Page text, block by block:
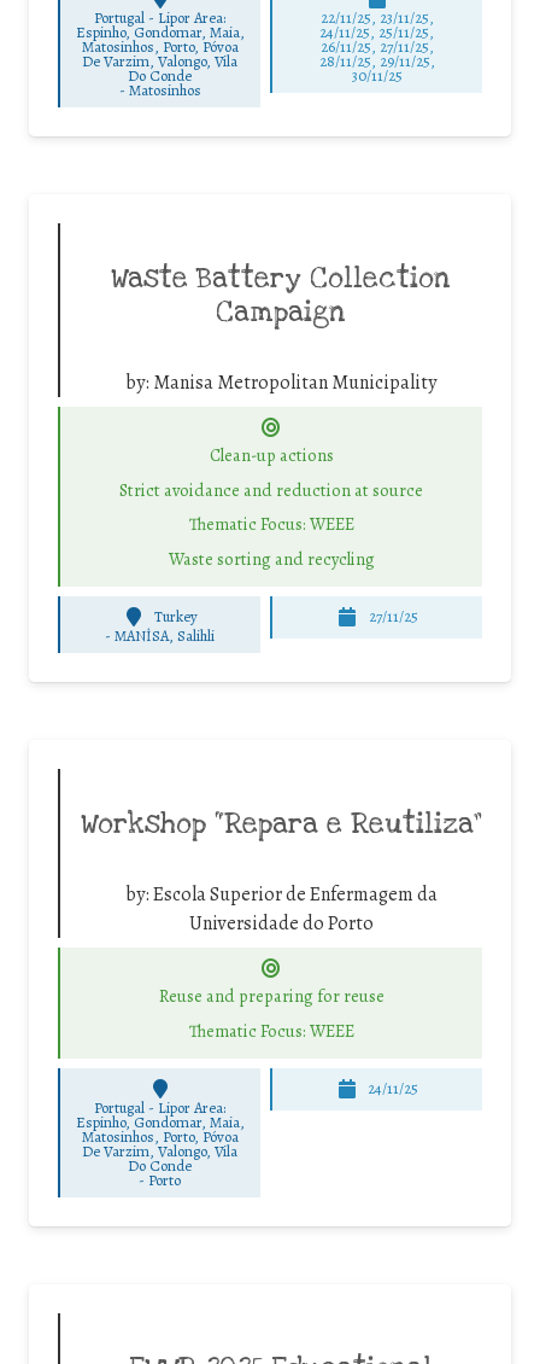
Portugal - Lipor Area:
Espinho, Gondomar, Maia,
Matosinhos, Porto, Póvoa
De Varzim, Valongo, Vila
Do Conde
- Matosinhos
22/11/25, 23/11/25,
24/11/25, 25/11/25,
26/11/25, 27/11/25,
28/11/25, 29/11/25,
30/11/25
Waste Battery Collection
Campaign
by: Manisa Metropolitan Municipality
Clean-up actions
Strict avoidance and reduction at source
Thematic Focus: WEEE
Waste sorting and recycling
Turkey
-MANİSA, Salihli
27/11/25
Workshop “Repara e Reutiliza”
by:Escola Superior de Enfermagem da
Universidade do Porto
Reuse and preparing for reuse
Thematic Focus: WEEE
Portugal - Lipor Area:
Espinho, Gondomar, Maia,
Matosinhos, Porto, Póvoa
De Varzim, Valongo, Vila
Do Conde
- Porto
24/11/25